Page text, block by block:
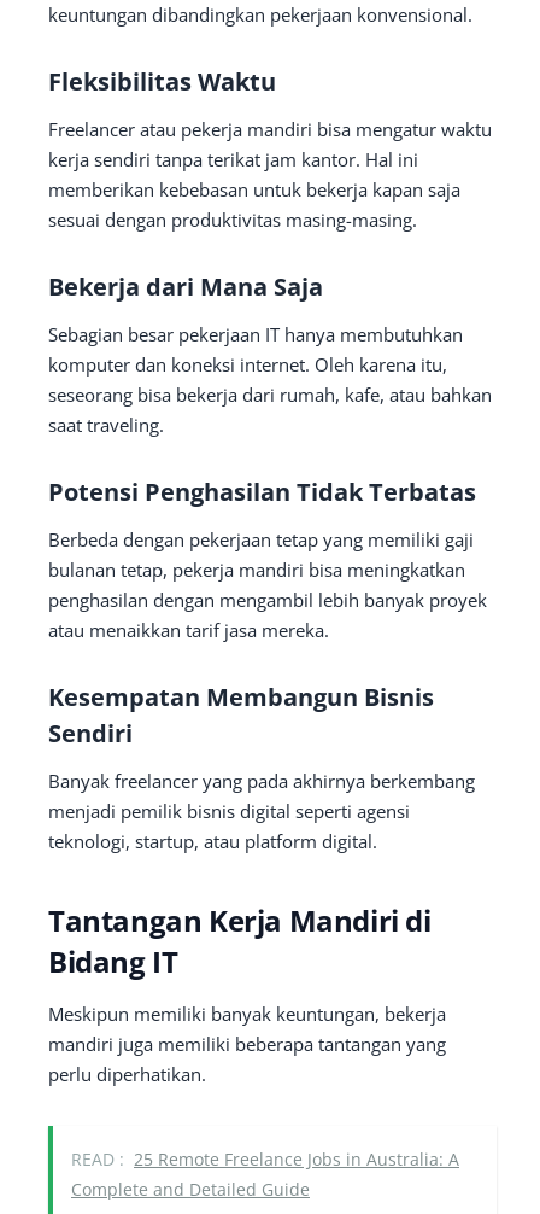
keuntungan dibandingkan pekerjaan konvensional.
Fleksibilitas Waktu
Freelancer atau pekerja mandiri bisa mengatur waktu
kerja sendiri tanpa terikat jam kantor. Hal ini
memberikan kebebasan untuk bekerja kapan saja
sesuai dengan produktivitas masing-masing.
Bekerja dari Mana Saja
Sebagian besar pekerjaan IT hanya membutuhkan
komputer dan koneksi internet. Oleh karena itu,
seseorang bisa bekerja dari rumah, kafe, atau bahkan
saat traveling.
Potensi Penghasilan Tidak Terbatas
Berbeda dengan pekerjaan tetap yang memiliki gaji
bulanan tetap, pekerja mandiri bisa meningkatkan
penghasilan dengan mengambil lebih banyak proyek
atau menaikkan tarif jasa mereka.
Kesempatan Membangun Bisnis
Sendiri
Banyak freelancer yang pada akhirnya berkembang
menjadi pemilik bisnis digital seperti agensi
teknologi, startup, atau platform digital.
Tantangan Kerja Mandiri di
Bidang IT
Meskipun memiliki banyak keuntungan, bekerja
mandiri juga memiliki beberapa tantangan yang
perlu diperhatikan.
READ : 25 Remote Freelance Jobs in Australia: A
Complete and Detailed Guide